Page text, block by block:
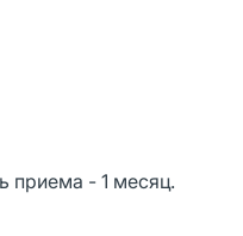
приема - 1 месяц.